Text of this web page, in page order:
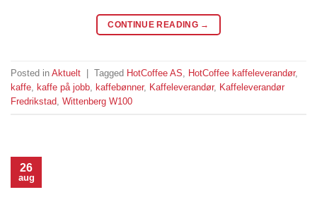
CONTINUE READING →
Posted in Aktuelt | Tagged HotCoffee AS HotCoffee kaffeleverandør,
kaffe kaffe på jobb kaffebønner, Kaffeleverandør, Kaffeleverandør
Fredrikstad Wittenberg W100
26
aug